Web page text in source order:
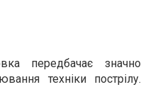
передбачає значно
техніки пострілу.